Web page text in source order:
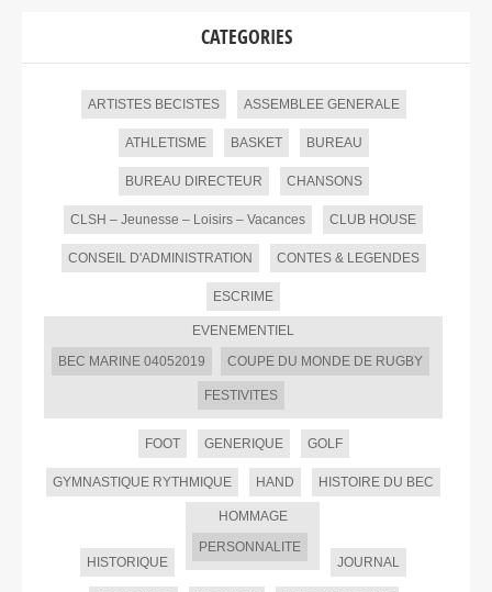
CATEGORIES
ARTISTES BECISTES ASSEMBLEE GENERALE
ATHLETISME BASKET BUREAU
BUREAU DIRECTEUR CHANSONS
CLSH – Jeunesse – Loisirs – Vacances CLUB HOUSE
CONSEIL D'ADMINISTRATION CONTES & LEGENDES
ESCRIME
EVENEMENTIEL
BEC MARINE 04052019
COUPE DU MONDE DE RUGBY
FESTIVITES
FOOT GENERIQUE GOLF
GYMNASTIQUE RYTHMIQUE HAND HISTOIRE DU BEC
HISTORIQUE
HOMMAGE
PERSONNALITE
JOURNAL